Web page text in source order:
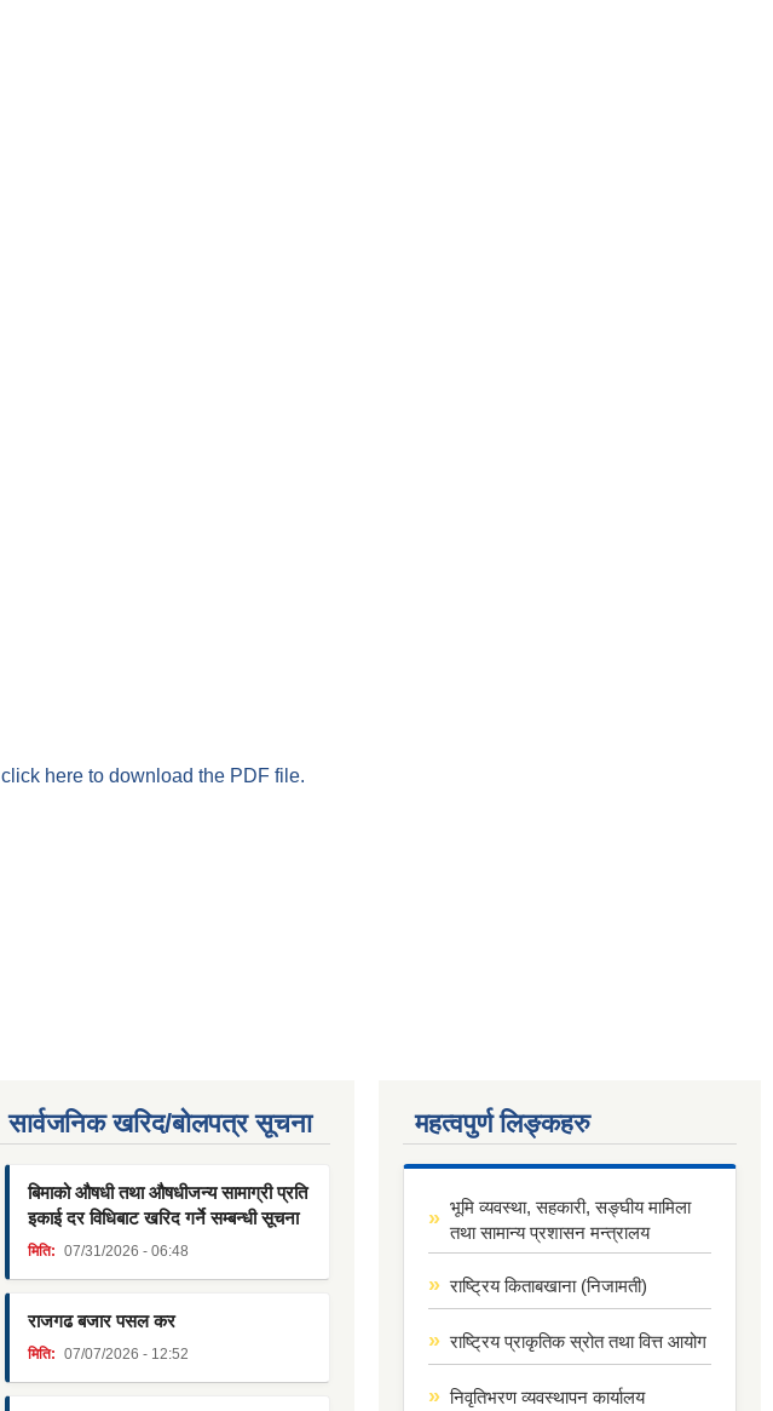
click here to download the PDF file.
सार्वजनिक खरिद/बोलपत्र सूचना
बिमाको औषधी तथा औषधीजन्य सामाग्री प्रति
इकाई दर विधिबाट खरिद गर्ने सम्बन्धी सूचना
मिति: 07/31/2026 - 06:48
राजगढ बजार पसल कर
मिति: 07/07/2026 - 12:52
महत्वपुर्ण लिङ्कहरु
भूमि व्यवस्था, सहकारी, सङ्घीय मामिला
तथा सामान्य प्रशासन मन्त्रालय
राष्ट्रिय किताबखाना (निजामती)
राष्ट्रिय प्राकृतिक स्रोत तथा वित्त आयोग
निवृतिभरण व्यवस्थापन कार्यालय